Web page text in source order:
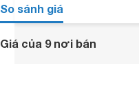
So sánh giá
Giá của 9 nơi bán